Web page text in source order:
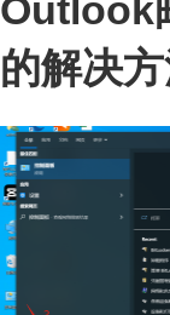
Outlook
的解决